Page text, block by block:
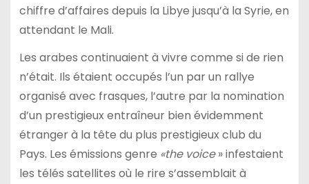
chiffre d’affaires depuis la Libye jusqu’à la Syrie, en
attendant le Mali.
Les arabes continuaient à vivre comme si de rien
n’était. Ils étaient occupés l’un par un rallye
organisé avec frasques, l’autre par la nomination
d’un prestigieux entraîneur bien évidemment
étranger à la tête du plus prestigieux club du
Pays. Les émissions genre «the voice» infestaient
les télés satellites où le rire s’assemblait à